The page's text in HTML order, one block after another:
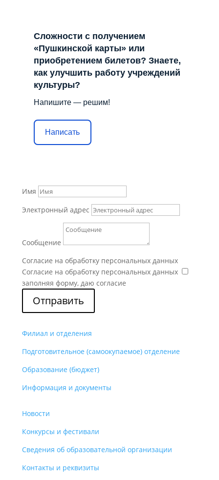
Сложности с получением
«Пушкинской карты» или
приобретением билетов? Знаете,
как улучшить работу учреждений
культуры?
Напишите — решим!
Написать
Имя
Электронный адрес
Сообщение
Согласие на обработку персональных данных
Согласие на обработку персональных данных
заполняя форму, даю согласие
Отправить
Филиал и отделения
Подготовительное (самоокупаемое) отделение
Образование (бюджет)
Информация и документы
Новости
Конкурсы и фестивали
Сведения об образовательной организации
Контакты и реквизиты